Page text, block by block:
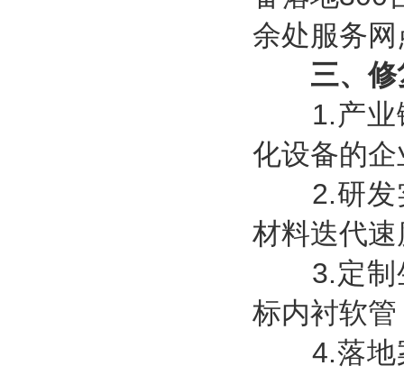
余处服务网
三、
1.产业链
化设备的
2.研发实
材料迭代
3.定制生
标内衬软
4.落地案